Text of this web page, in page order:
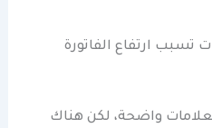
تسبب ارتفاع الفاتورة
واضحة، لكن هناك